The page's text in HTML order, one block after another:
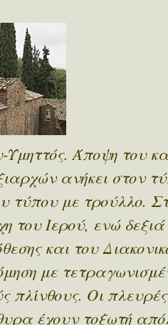
Άποψη του
ανήκει στον
τύπου με τρούλλο.
του Ιερού, ενώ
και του
με
πλίνθους. Οι
έχουν τοξωτή